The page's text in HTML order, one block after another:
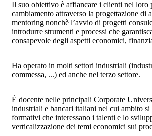
Il suo obiettivo è affiancare i clienti nel loro
cambiamento attraverso la progettazione di
mentoring nonchè l’avvio di progetti
introdurre strumenti e processi che
consapevole degli aspetti economici,
Ha operato in molti settori industriali
commessa, ...) ed anche nel terzo settore.
È docente nelle principali Corporate
industriali e bancari italiani nel cui ambito si
formativi che interessano i talenti e lo
verticalizzazione dei temi economici sui